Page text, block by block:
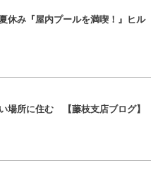
休み『屋内プールを満喫！』ヒル
場所に住む 【藤枝支店ブログ】